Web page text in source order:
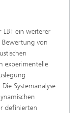
LBF ein weiterer
Bewertung von
experimentelle
Systemanalyse
definierten